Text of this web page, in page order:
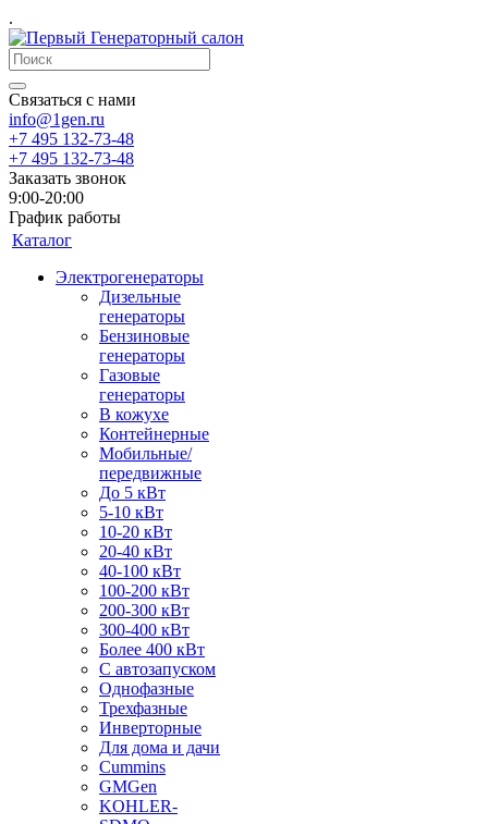
.
Связаться с нами
info@1gen.ru
+7 495 132-73-48
+7 495 132-73-48
Заказать звонок
9:00-20:00
График работы
Каталог
Электрогенераторы
Дизельные
генераторы
Бензиновые
генераторы
Газовые
генераторы
В кожухе
Контейнерные
Мобильные/
передвижные
До 5 кВт
5-10 кВт
10-20 кВт
20-40 кВт
40-100 кВт
100-200 кВт
200-300 кВт
300-400 кВт
Более 400 кВт
С автозапуском
Однофазные
Трехфазные
Инверторные
Для дома и дачи
Cummins
GMGen
KOHLER-